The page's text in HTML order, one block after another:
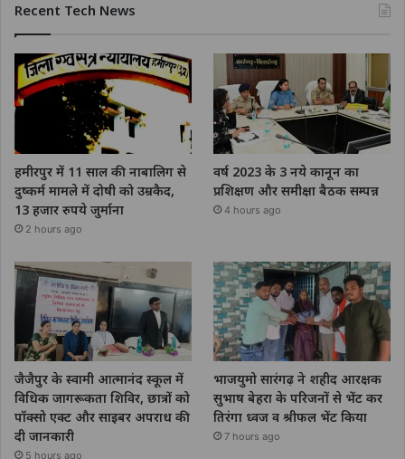
Recent Tech News
हमीरपुर में 11 साल की नाबालिग से
दुष्कर्म मामले में दोषी को उम्रकैद,
13 हजार रुपये जुर्माना
2 hours ago
वर्ष 2023 के 3 नये कानून का
प्रशिक्षण और समीक्षा बैठक सम्पन्न
4 hours ago
जैजैपुर के स्वामी आत्मानंद स्कूल में
विधिक जागरूकता शिविर, छात्रों को
पॉक्सो एक्ट और साइबर अपराध की
दी जानकारी
5 hours ago
भाजयुमो सारंगढ़ ने शहीद आरक्षक
सुभाष बेहरा के परिजनों से भेंट कर
तिरंगा ध्वज व श्रीफल भेंट किया
7 hours ago